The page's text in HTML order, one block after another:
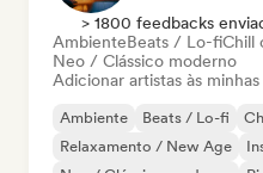
> 1800 feedbacks
AmbienteBeats / Lo-fiChill
Neo / Clássico moderno
Adicionar artistas às
Ambiente Beats / Lo-fi
Relaxamento / New Age